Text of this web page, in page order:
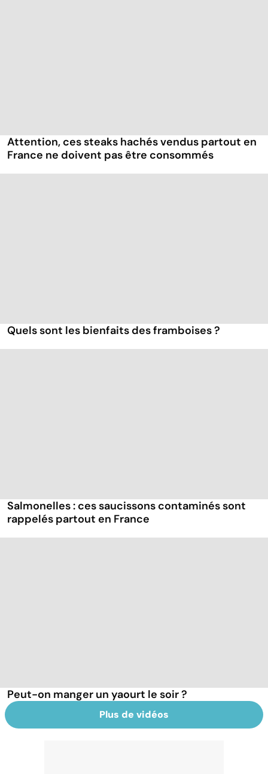
Attention, ces steaks hachés vendus partout en
France ne doivent pas être consommés
Quels sont les bienfaits des framboises ?
Salmonelles : ces saucissons contaminés sont
rappelés partout en France
Peut-on manger un yaourt le soir ?
Plus de vidéos